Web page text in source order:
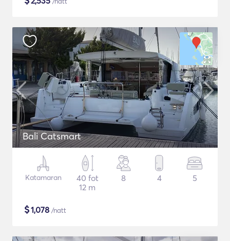
Bali Catsmart
Katamaran
40 fot
12 m
8 4 5
$1,078 /natt